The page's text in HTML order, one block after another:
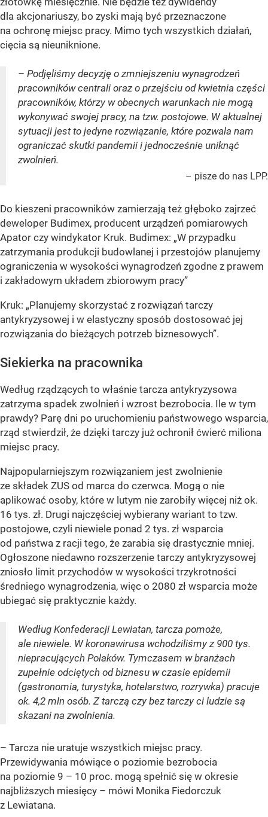
dla akcjonariuszy, bo zyski mają być przeznaczone
na ochronę miejsc pracy. Mimo tych wszystkich działań,
cięcia są nieuniknione.
– Podjęliśmy decyzję o zmniejszeniu wynagrodzeń
pracowników centrali oraz o przejściu od kwietnia części
pracowników, którzy w obecnych warunkach nie mogą
wykonywać swojej pracy, na tzw. postojowe. W aktualnej
sytuacji jest to jedyne rozwiązanie, które pozwala nam
ograniczać skutki pandemii i jednocześnie uniknąć
zwolnień.
– pisze do nas LPP.
Do kieszeni pracowników zamierzają też głęboko zajrzeć
deweloper Budimex, producent urządzeń pomiarowych
Apator czy windykator Kruk. Budimex: „W przypadku
zatrzymania produkcji budowlanej i przestojów planujemy
ograniczenia w wysokości wynagrodzeń zgodne z prawem
i zakładowym układem zbiorowym pracy”
Kruk: „Planujemy skorzystać z rozwiązań tarczy
antykryzysowej i w elastyczny sposób dostosować jej
rozwiązania do bieżących potrzeb biznesowych”.
Siekierka na pracownika
Według rządzących to właśnie tarcza antykryzysowa
zatrzyma spadek zwolnień i wzrost bezrobocia. Ile w tym
prawdy? Parę dni po uruchomieniu państwowego wsparcia,
rząd stwierdził, że dzięki tarczy już ochronił ćwierć miliona
miejsc pracy.
Najpopularniejszym rozwiązaniem jest zwolnienie
ze składek ZUS od marca do czerwca. Mogą o nie
aplikować osoby, które w lutym nie zarobiły więcej niż ok.
16 tys. zł. Drugi najczęściej wybierany wariant to tzw.
postojowe, czyli niewiele ponad 2 tys. zł wsparcia
od państwa z racji tego, że zarabia się drastycznie mniej.
Ogłoszone niedawno rozszerzenie tarczy antykryzysowej
zniosło limit przychodów w wysokości trzykrotności
średniego wynagrodzenia, więc o 2080 zł wsparcia może
ubiegać się praktycznie każdy.
Według Konfederacji Lewiatan, tarcza pomoże,
ale niewiele. W koronawirusa wchodziliśmy z 900 tys.
niepracujących Polaków. Tymczasem w branżach
zupełnie odciętych od biznesu w czasie epidemii
(gastronomia, turystyka, hotelarstwo, rozrywka) pracuje
ok. 4,2 mln osób. Z tarczą czy bez tarczy ci ludzie są
skazani na zwolnienia.
– Tarcza nie uratuje wszystkich miejsc pracy.
Przewidywania mówiące o poziomie bezrobocia
na poziomie 9 – 10 proc. mogą spełnić się w okresie
najbliższych miesięcy – mówi Monika Fiedorczuk
z Lewiatana.